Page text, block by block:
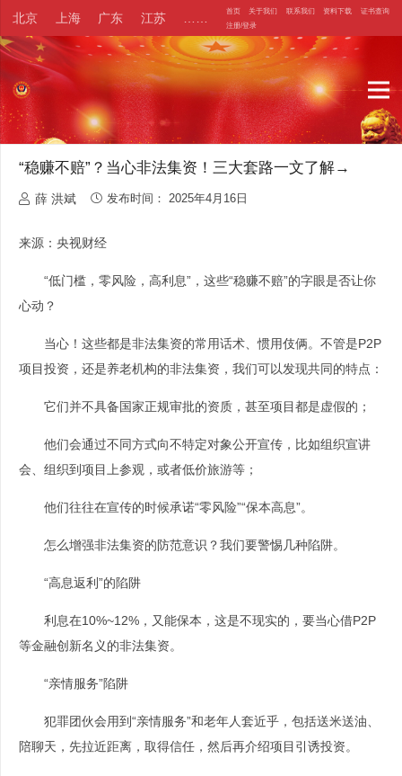
北京 上海 广东 江苏 首页 关于我们 联系我们 资料下载
证书查询
注册/登录
“稳赚不赔”？当心非法集资！三大套路一文了解→
薛 洪斌 发布时间：2025年4月16日
来源：央视财经
“低门槛，零风险，高利息”，这些“稳赚不赔”的字眼是否让你
心动？
当心！这些都是非法集资的常用话术、惯用伎俩。不管是P2P
项目投资，还是养老机构的非法集资，我们可以发现共同的特点：
它们并不具备国家正规审批的资质，甚至项目都是虚假的；
他们会通过不同方式向不特定对象公开宣传，比如组织宣讲
会、组织到项目上参观，或者低价旅游等；
他们往往在宣传的时候承诺“零风险”“保本高息”。
怎么增强非法集资的防范意识？我们要警惕几种陷阱。
“高息返利”的陷阱
利息在10%~12%，又能保本，这是不现实的，要当心借P2P
等金融创新名义的非法集资。
“亲情服务”陷阱
犯罪团伙会用到“亲情服务”和老年人套近乎，包括送米送油、
陪聊天，先拉近距离，取得信任，然后再介绍项目引诱投资。